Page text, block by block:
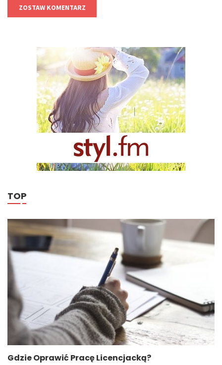
ZOSTAW KOMENTARZ
TOP
Gdzie Oprawić Pracę Licencjacką?